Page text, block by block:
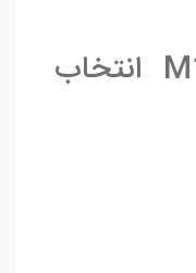
آیا کوادکوپتر M101 انتخاب